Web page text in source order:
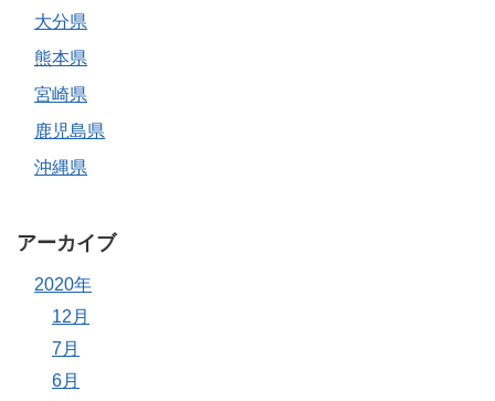
大分県
熊本県
宮崎県
鹿児島県
沖縄県
アーカイブ
2020年
12月
7月
6月